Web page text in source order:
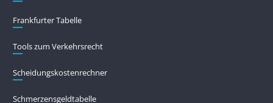
Frankfurter Tabelle
Tools zum Verkehrsrecht
Scheidungskostenrechner
Schmerzensgeldtabelle